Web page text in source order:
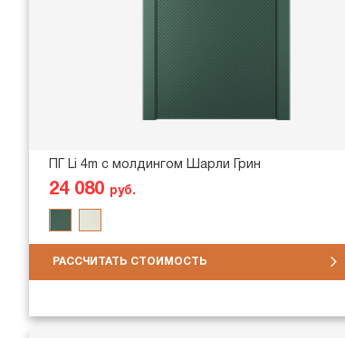
ПГ Li 4m с молдингом Шарли Грин
24 080 руб.
РАССЧИТАТЬ СТОИМОСТЬ